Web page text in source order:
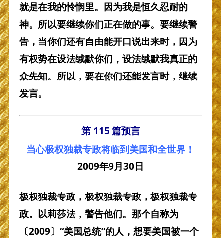
就是在我的怜悯里。因为我是恒久忍耐的
神。所以要继续你们正在做的事。要继续警
告，当你们还有自由能开口说出来时，因为
有权势在设法缄默你们，设法缄默我真正的
众先知。所以，要在你们还能发言时，继续
发言。
第 115 篇预言
当心极权独裁专政将临到美国和全世界！
2009年9月30日
极权独裁专政，极权独裁专政，极权独裁专
政。以莉莎法，警告他们。那个自称为
〔2009〕“美国总统”的人，想要美国被一个